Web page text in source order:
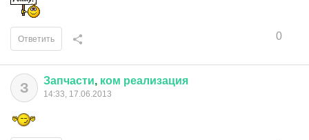
0
Ответить
З Запчасти, ком реализация
14:33, 17.06.2013